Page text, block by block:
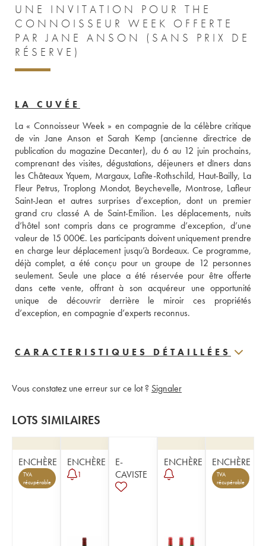
UNE INVITATION POUR THE
CONNOISSEUR WEEK OFFERTE
PAR JANE ANSON (SANS PRIX DE
RÉSERVE)
LA CUVÉE
La « Connoisseur Week » en compagnie de la célèbre critique
de vin Jane Anson et Sarah Kemp (ancienne directrice de
publication du magazine Decanter), du 6 au 12 juin prochains,
comprenant des visites, dégustations, déjeuners et dîners dans
les Châteaux Yquem, Margaux, Lafite-Rothschild, Haut-Bailly, La
Fleur Petrus, Troplong Mondot, Beychevelle, Montrose, Lafleur
Saint-Jean et autres surprises d’exception, dont un premier
grand cru classé A de Saint-Emilion. Les déplacements, nuits
d’hôtel sont compris dans ce programme d’exception, d’une
valeur de 15 000€. Les participants doivent uniquement prendre
en charge leur déplacement jusqu’à Bordeaux. Ce programme,
déjà complet, a été conçu pour un groupe de 12 personnes
seulement. Seule une place a été réservée pour être offerte
dans cette vente, offrant à son acquéreur une opportunité
unique de découvrir derrière le miroir ces propriétés
CARACTERISTIQUES DÉTAILLÉES
Vous constatez une erreur sur ce lot ? Signaler
LOTS SIMILAIRES
ENCHÈRE
TVA
récupérable
ENCHÈRE
1
E-
CAVISTE
ENCHÈRE ENCHÈRE
TVA
récupérable